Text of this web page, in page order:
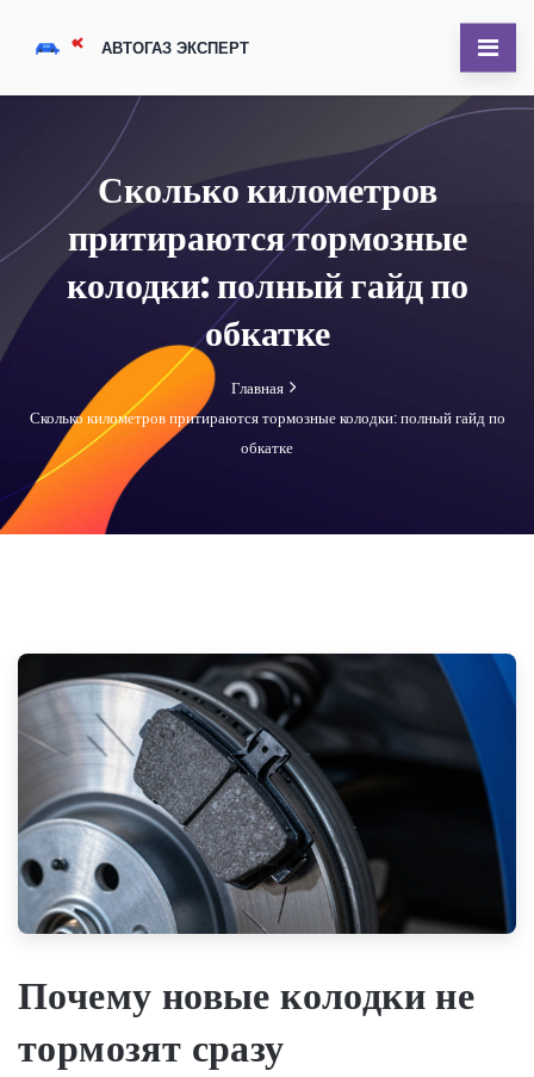
Сколько километров
притираются тормозные
колодки: полный гайд по
обкатке
Главная
Сколько километров притираются тормозные колодки: полный гайд по
обкатке
Почему новые колодки не
тормозят сразу